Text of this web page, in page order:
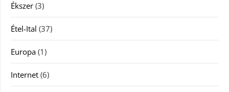
Ékszer (3)
Étel-Ital (37)
Europa (1)
Internet (6)